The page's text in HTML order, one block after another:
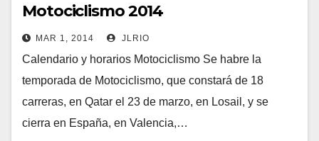
Motociclismo 2014
MAR 1, 2014 JLRIO
Calendario y horarios Motociclismo Se habre la
temporada de Motociclismo, que constará de 18
carreras, en Qatar el 23 de marzo, en Losail, y se
cierra en España, en Valencia,…